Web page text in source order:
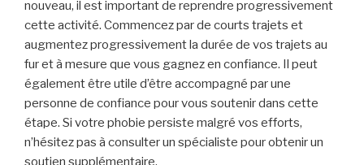
nouveau, il est important de reprendre progressivement
cette activité. Commencez par de courts trajets et
augmentez progressivement la durée de vos trajets au
fur et à mesure que vous gagnez en confiance. Il peut
également être utile d’être accompagné par une
personne de confiance pour vous soutenir dans cette
étape. Si votre phobie persiste malgré vos efforts,
n’hésitez pas à consulter un spécialiste pour obtenir un
soutien supplémentaire.